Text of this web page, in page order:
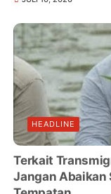
HEADLINE
Terkait
Jangan Abaikan